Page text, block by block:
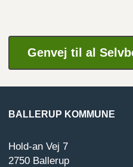
Genvej til al
BALLERUP KOMMUNE
Hold-an Vej 7
2750 Ballerup